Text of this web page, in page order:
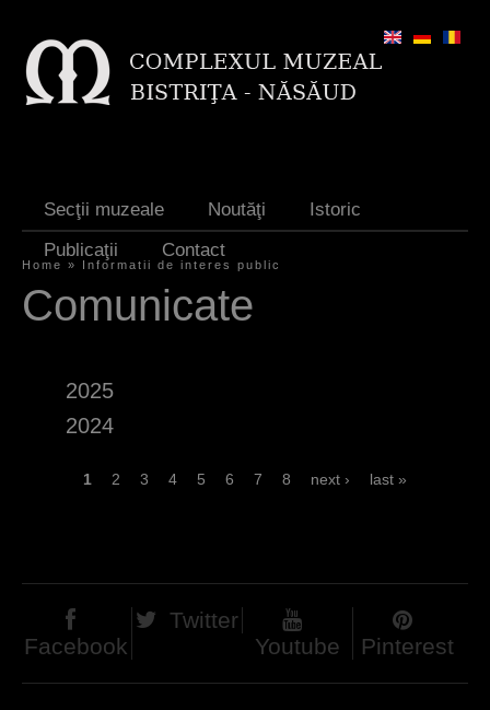
Secţii muzeale Noutăţi
Istoric
Publicaţii
Contact
Y
r
Home » Informatii de interes public
Comunicate
2025
2024
e
s
1 2 3 4 5 6 7 8 next › last »
Facebook
Twitter
Youtube
Pinterest